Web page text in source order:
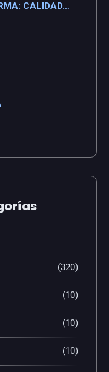
CALIDAD…
(320)
(10)
(10)
(10)